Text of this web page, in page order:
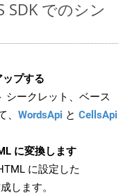
SDK でのシン
プする
シークレット、ベース
WordsApi と CellsApi
に変換します
に設定した
します。